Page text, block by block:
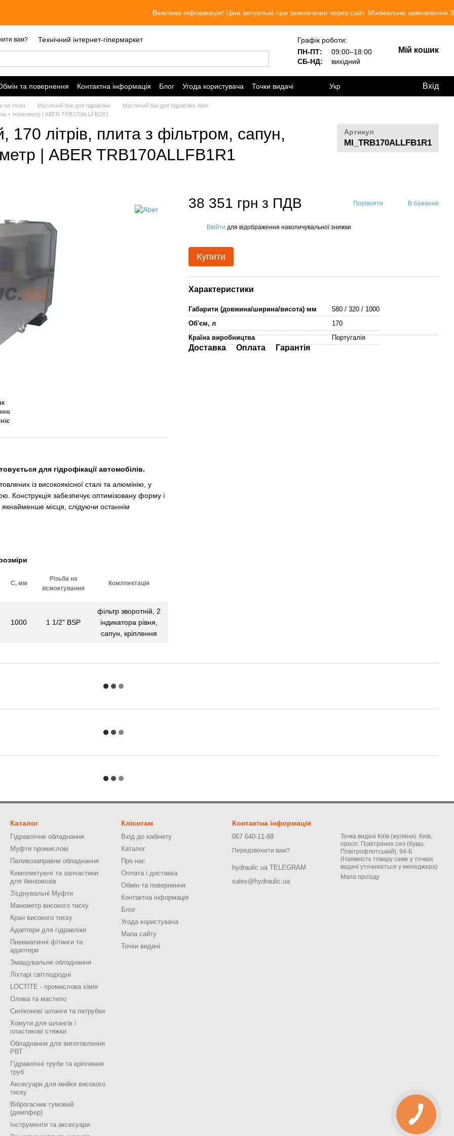
Важлива інформація! Ціни актуальні при замовленні через сайт. Мінімальне замовлення 300
вам? Технічний інтернет-гіпермаркет
Графік роботи:
ПН-ПТ:
09:00–18:00
СБ-НД:
вихідний
Мій кошик
та повернення Контактна інформація Блог Угода користувача Точки видачі Укр Вхід
на тягач Масляний бак для гідравліки
Масляний бак для гідравліки Aber
+ термометр | ABER TRB170ALLFB1R1
170 літрів, плита з фільтром, сапун,
| ABER TRB170ALLFB1R1
Артикул
MI_TRB170ALLFB1R1
для гідрофікації автомобілів.
із високоякісної сталі та алюмінію, у
Конструкція забезпечує оптимізовану форму і
місця, слідуючи останнім
С, мм
Різьба на
всмоктування
Комлпектація
1000 1 1/2" BSP
фільтр зворотній, 2
індикатора рівня,
сапун, кріплення
38 351 грн з ПДВ Порівняти В бажання
Ввійти для відображення накопичувальної знижки
Купити
Характеристики
Габарити (довжина/ширина/висота) мм
580 / 320 / 1000
Об'єм, л
170
Країна виробництва
Португалія
Доставка Оплата Гарантія
Каталог
Гідравлічне обладнання
Муфти промислові
Паливозаправне обладнання
Комплектуючі та запчастини
для бензовозів
З'єднувальні Муфти
Манометр високого тиску
Кран високого тиску
Адаптери для гідравліки
Пневматичні фітинги та
адаптери
Змащувальне обладнання
Ліхтарі світлодіодні
LOCTITE - промислова хімія
Олива та мастило
Силіконові шланги та патрубки
Хомути для шлангів і
пластикові стяжки
Обладнання для виготовлення
РВТ
Гідравлічні труби та кріплення
труб
Аксесуари для мийки високого
тиску
Віброгасник гумовий
(демпфер)
Інструменти та аксесуари
Клієнтам
Вхід до кабінету
Каталог
Про нас
Оплата і доставка
Обмін та повернення
Контактна інформація
Блог
Угода користувача
Мапа сайту
Точки видачі
Контактна інформація
067 640-11-88
Передзвонити вам?
hydraulic.ua TELEGRAM
sales@hydraulic.ua
Точка видачі Київ (жуляни): Київ,
просп. Повітряних сил (бувш.
Повітрофлотський), 94-Б
(Наявність товару саме у точках
видачі уточнюється у менеджера)
Мапа проїзду